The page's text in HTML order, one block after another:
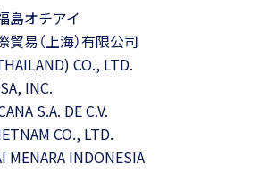
島オチアイ
貿易（上海）有限公司
CO., LTD.
INC.
S.A. DE C.V.
CO., LTD.
MENARA INDONESIA